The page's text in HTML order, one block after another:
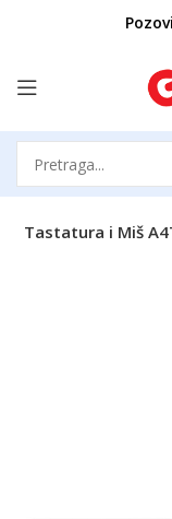
Tastatura i Miš